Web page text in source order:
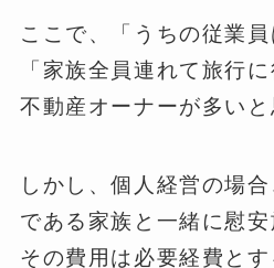
ここで、「うちの従業員
「家族全員連れて旅行
不動産オーナーが多いと
しかし、個人経営の場
である家族と一緒に慰安
その費用は必要経費と